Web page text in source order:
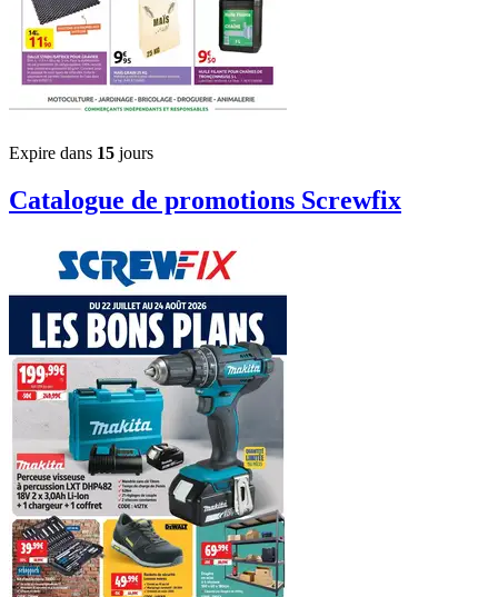
Expire dans 15 jours
Catalogue de promotions Screwfix